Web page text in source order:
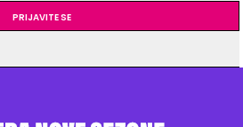
Prijavite se